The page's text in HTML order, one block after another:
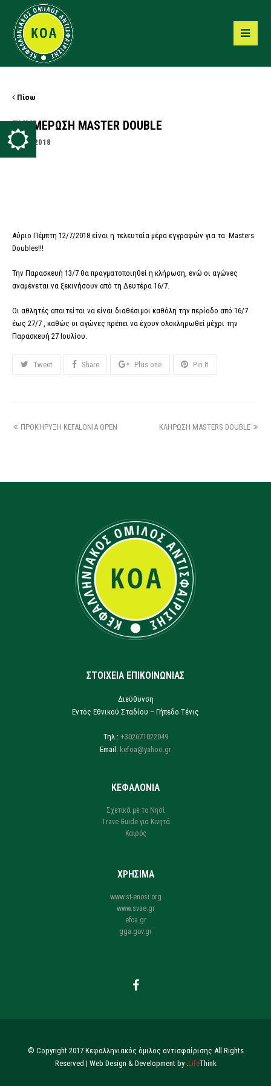
Πίσω
ΕΝΗΜΕΡΩΣΗ MASTER DOUBLE
11/07/2018
Αύριο Πέμπτη 12/7/2018 είναι η τελευταία μέρα εγγραφών για τα Masters
Doubles!!!
Την Παρασκευή 13/7 θα πραγματοποιηθεί η κλήρωση, ενώ οι αγώνες
αναμένεται να ξεκινήσουν από τη Δευτέρα 16/7.
Οι αθλητές απαιτείται να είναι διαθέσιμοι καθόλη την περίοδο από 16/7
έως 27/7 , καθώς οι αγώνες πρέπει να έχουν ολοκληρωθεί μέχρι την
Παρασκευή 27 Ιουλίου.
Tweet Share Plus one Pin It
ΠΡΟΚΉΡΥΞΗ KEFALONIA OPEN ΚΛΗΡΩΣΗ MASTERS DOUBLE
ΣΤΟΙΧΕΙΑ ΕΠΙΚΟΙΝΩΝΙΑΣ
Διεύθυνση
Εντός Εθνικού Σταδίου – Γήπεδο Τένις
Τηλ.: +302671022049
Email: kefoa@yahoo.gr
ΚΕΦΑΛΟΝΙΑ
Σχετικά με το Νησί
Trave Guide για Κινητά
Καιρός
ΧΡΗΣΙΜΑ
www.st-enosi.org
www.svae.gr
efoa.gr
gga.gov.gr
© Copyright 2017 Κεφαλληνιακός όμιλος αντισφαίρισης All Rights
Reserved | Web Design & Development by .LifeThink